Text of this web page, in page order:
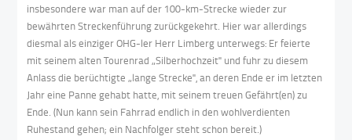
insbesondere war man auf der 100-km-Strecke wieder zur
bewährten Streckenführung zurückgekehrt. Hier war allerdings
diesmal als einziger OHG-ler Herr Limberg unterwegs: Er feierte
mit seinem alten Tourenrad „Silberhochzeit" und fuhr zu diesem
Anlass die berüchtigte „lange Strecke", an deren Ende er im letzten
Jahr eine Panne gehabt hatte, mit seinem treuen Gefährt(en) zu
Ende. (Nun kann sein Fahrrad endlich in den wohlverdienten
Ruhestand gehen; ein Nachfolger steht schon bereit.)